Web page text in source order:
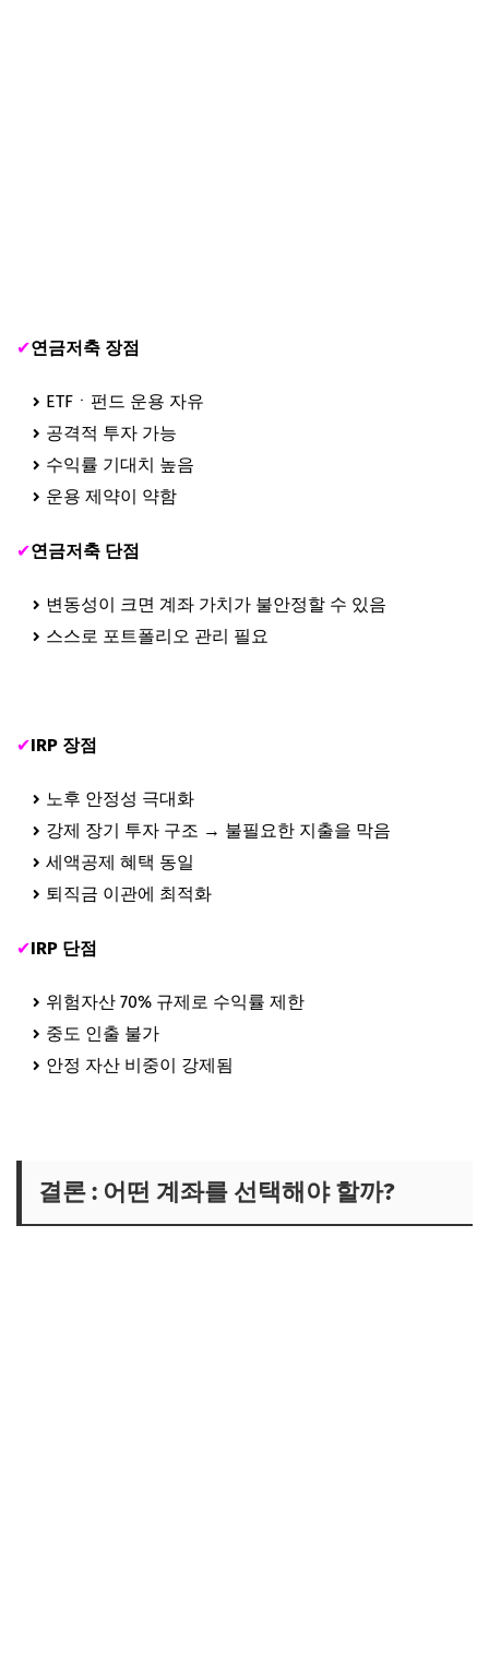
✔연금저축 장점
ETFㆍ펀드 운용 자유
공격적 투자 가능
수익률 기대치 높음
운용 제약이 약함
✔연금저축 단점
변동성이 크면 계좌 가치가 불안정할 수 있음
스스로 포트폴리오 관리 필요
✔IRP 장점
노후 안정성 극대화
강제 장기 투자 구조 → 불필요한 지출을 막음
세액공제 혜택 동일
퇴직금 이관에 최적화
✔IRP 단점
위험자산 70% 규제로 수익률 제한
중도 인출 불가
안정 자산 비중이 강제됨
결론 : 어떤 계좌를 선택해야 할까?